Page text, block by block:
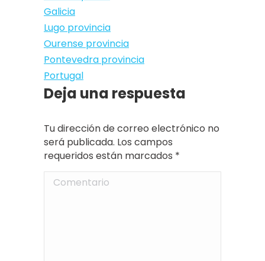
Galicia
Lugo provincia
Ourense provincia
Pontevedra provincia
Portugal
Deja una respuesta
Tu dirección de correo electrónico no
será publicada. Los campos
requeridos están marcados *
Comentario